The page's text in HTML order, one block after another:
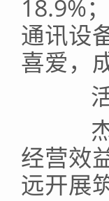
18.9%
通讯设
喜爱，
活
杰
经营效
远开展